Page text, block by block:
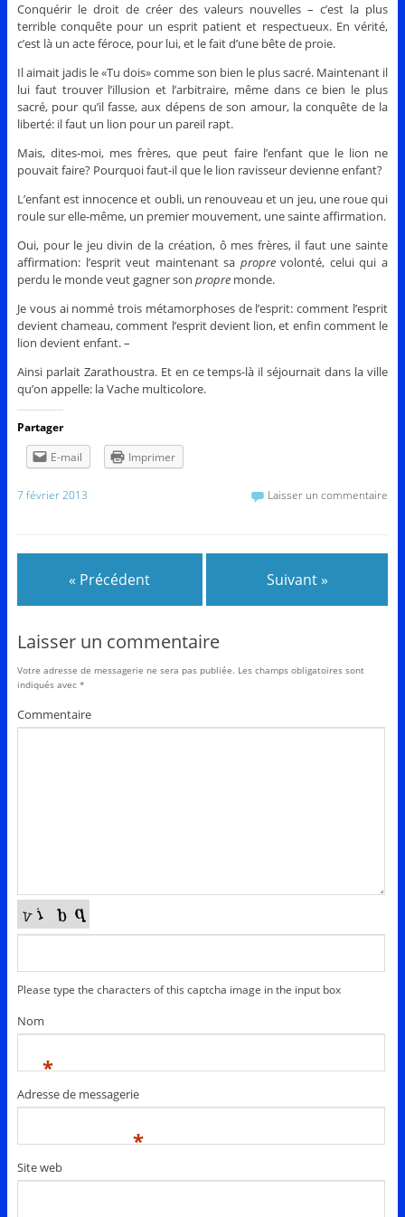
Conquérir le droit de créer des valeurs nouvelles – c’est la plus
terrible conquête pour un esprit patient et respectueux. En vérité,
c’est là un acte féroce, pour lui, et le fait d’une bête de proie.
Il aimait jadis le «Tu dois» comme son bien le plus sacré. Maintenant il
lui faut trouver l’illusion et l’arbitraire, même dans ce bien le plus
sacré, pour qu’il fasse, aux dépens de son amour, la conquête de la
liberté: il faut un lion pour un pareil rapt.
Mais, dites-moi, mes frères, que peut faire l’enfant que le lion ne
pouvait faire? Pourquoi faut-il que le lion ravisseur devienne enfant?
L’enfant est innocence et oubli, un renouveau et un jeu, une roue qui
roule sur elle-même, un premier mouvement, une sainte affirmation.
Oui, pour le jeu divin de la création, ô mes frères, il faut une sainte
affirmation: l’esprit veut maintenant sa proprevolonté, celui qui a
perdu le monde veut gagner son propremonde.
Je vous ai nommé trois métamorphoses de l’esprit: comment l’esprit
devient chameau, comment l’esprit devient lion, et enfin comment le
lion devient enfant. –
Ainsi parlait Zarathoustra. Et en ce temps-là il séjournait dans la ville
qu’on appelle: la Vache multicolore.
Partager
E-mail
Imprimer
7 février 2013 Laisser un commentaire
« Précédent Suivant »
Laisser un commentaire
Votre adresse de messagerie ne sera pas publiée. Les champs obligatoires sont
indiqués avec *
Commentaire
Please type the characters of this captcha image in the input box
Nom
*
Adresse de messagerie
*
Site web